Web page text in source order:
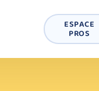
ESPACE
PROS